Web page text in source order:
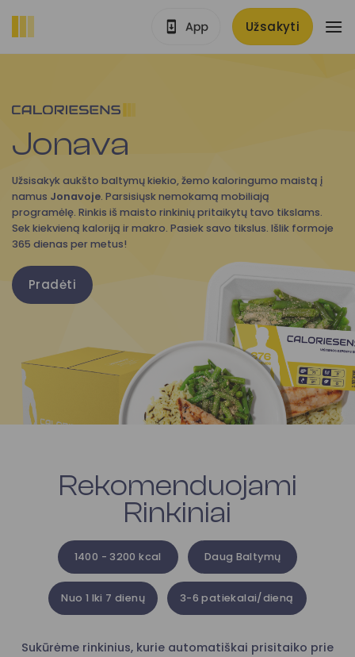
Užsakyti
Jonava
Užsisakyk aukšto baltymų kiekio, žemo kaloringumo maistą į
namus Jonavoje. Parsisiųsk nemokamą mobiliają
programėlę. Rinkis iš maisto rinkinių pritaikytų tavo tikslams.
Sek kiekvieną kaloriją ir makro. Pasiek savo tikslus. Išlik formoje
365 dienas per metus!
Pradėti
Rekomenduojami
Rinkiniai
1400 - 3200 kcal Daug Baltymų
Nuo 1 Iki 7 dienų 3-6 patiekalai/dieną
Sukūrėme rinkinius, kurie automatiškai prisitaiko prie